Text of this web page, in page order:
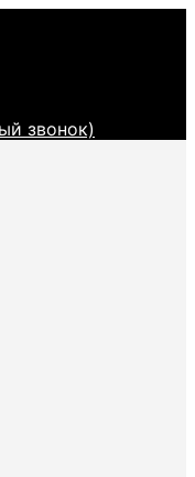
звонок)